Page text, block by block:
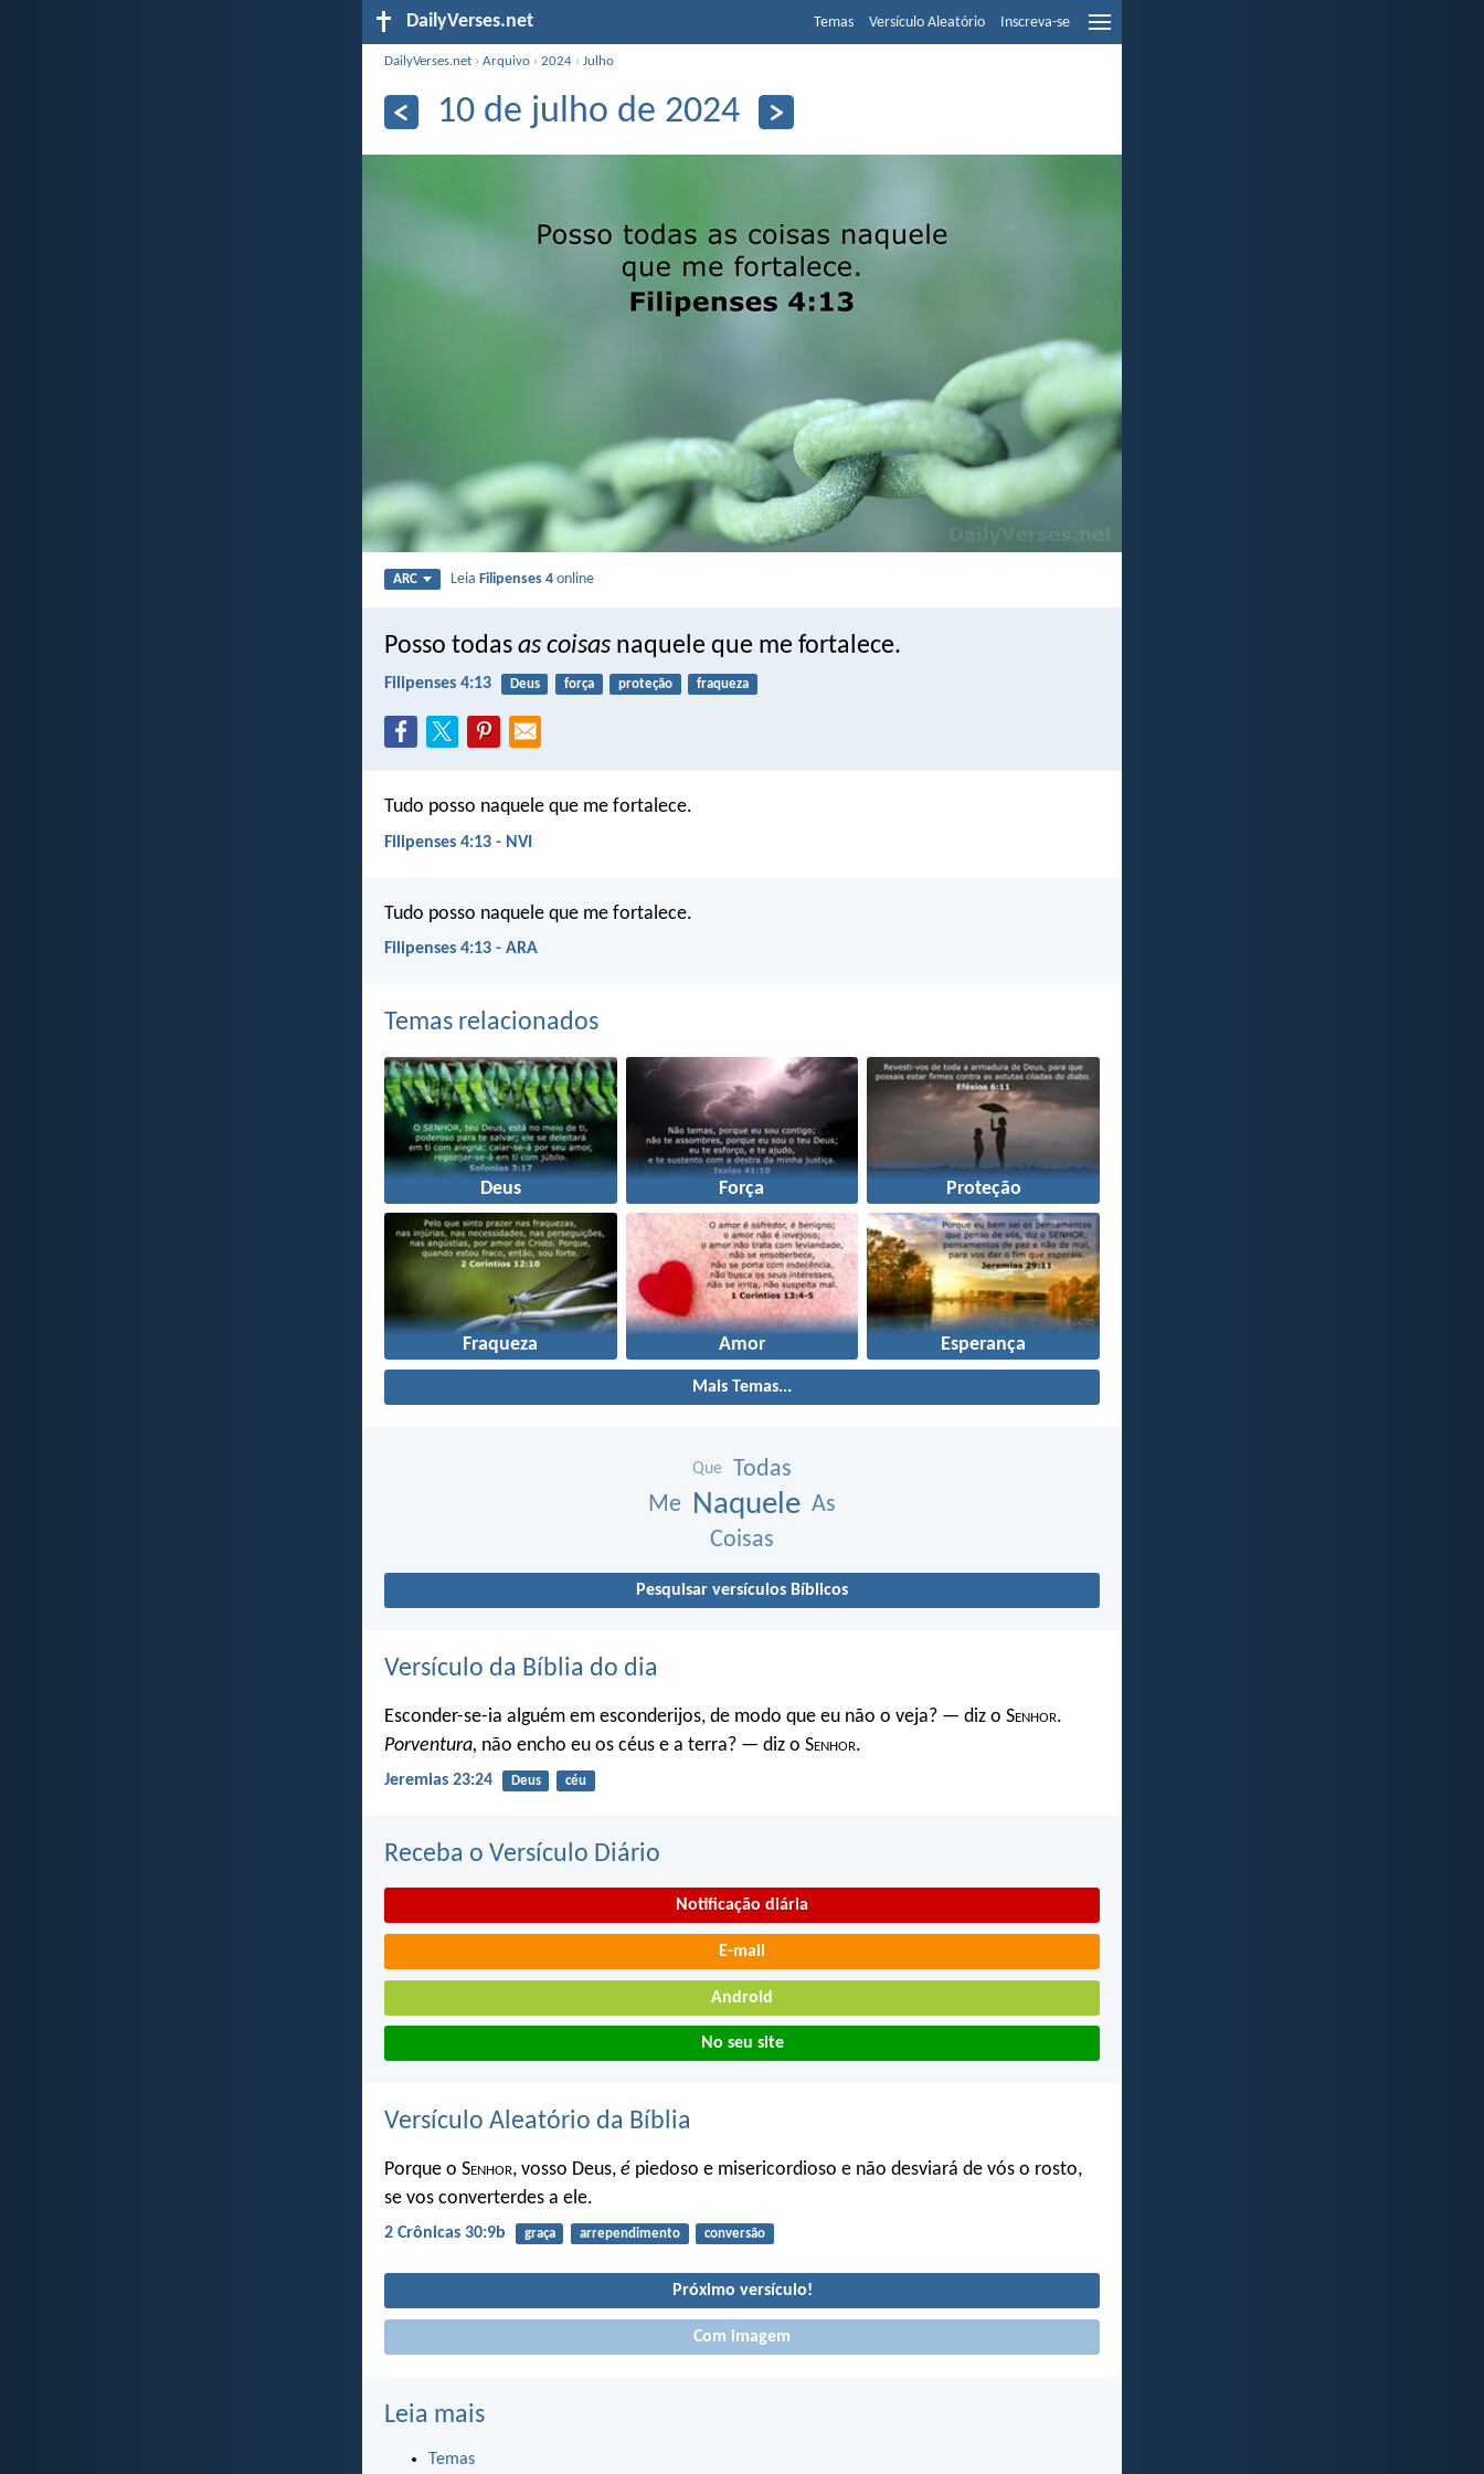
DailyVerses.net Temas Versículo Aleatório Inscreva-se
DailyVerses.net ›Arquivo ›2024 ›Julho
10 de julho de 2024
ARC LeiaFilipenses 4 online
Posso todas as coisas naquele que me fortalece.
Filipenses 4:13 Deus força proteção fraqueza
Tudo posso naquele que me fortalece.
Filipenses 4:13 - NVI
Tudo posso naquele que me fortalece.
Filipenses 4:13 - ARA
Temas relacionados
Deus Força Proteção
Fraqueza Amor Esperança
Mais Temas...
Que
Todas
Me Naquele As
Coisas
Pesquisar versículos Bíblicos
Versículo da Bíblia do dia
Esconder-se-ia alguém em esconderijos, de modo que eu não o veja? — diz o Senhor.
Porventura, não encho eu os céus e a terra? — diz o Senhor.
Jeremias 23:24 Deus céu
Receba o Versículo Diário
Notificação diária
E-mail
Android
No seu site
Versículo Aleatório da Bíblia
Porque o Senhor, vosso Deus, é piedoso e misericordioso e não desviará de vós o rosto,
se vos converterdes a ele.
2 Crônicas 30:9b graça arrependimento conversão
Próximo versículo!
Com imagem
Leia mais
Temas